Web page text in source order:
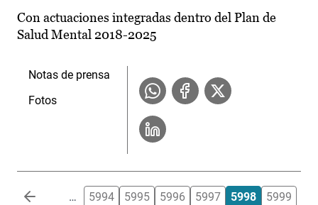
Con actuaciones integradas dentro del Plan de
Salud Mental 2018-2025
Notas de prensa
Fotos
Paginación … 5994 5995 5996 5997 5998
5999